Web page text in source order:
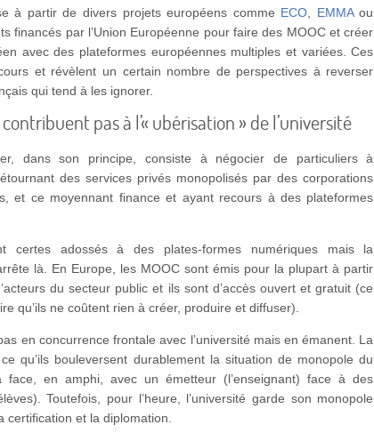
à partir de divers projets européens comme ECO EMMAou
financés par l’Union Européenne pour faire des MOOC et créer
avec des plateformes européennes multiples et variées. Ces
et révèlent un certain nombre de perspectives à reverser
qui tend à les ignorer.
contribuent pas à l’« ubérisation » de l’université
dans son principe, consiste à négocier de particuliers à
des services privés monopolisés par des corporations
et ce moyennant finance et ayant recours à des plateformes
certes adossés à des plates-formes numériques mais la
là. En Europe, les MOOC sont émis pour la plupart à partir
du secteur public et ils sont d’accès ouvert et gratuit (ce
qu’ils ne coûtent rien à créer, produire et diffuser).
en concurrence frontale avec l’université mais en émanent. La
qu’ils bouleversent durablement la situation de monopole du
en amphi, avec un émetteur (l’enseignant) face à des
Toutefois, pour l’heure, l’université garde son monopole
certification et la diplomation.